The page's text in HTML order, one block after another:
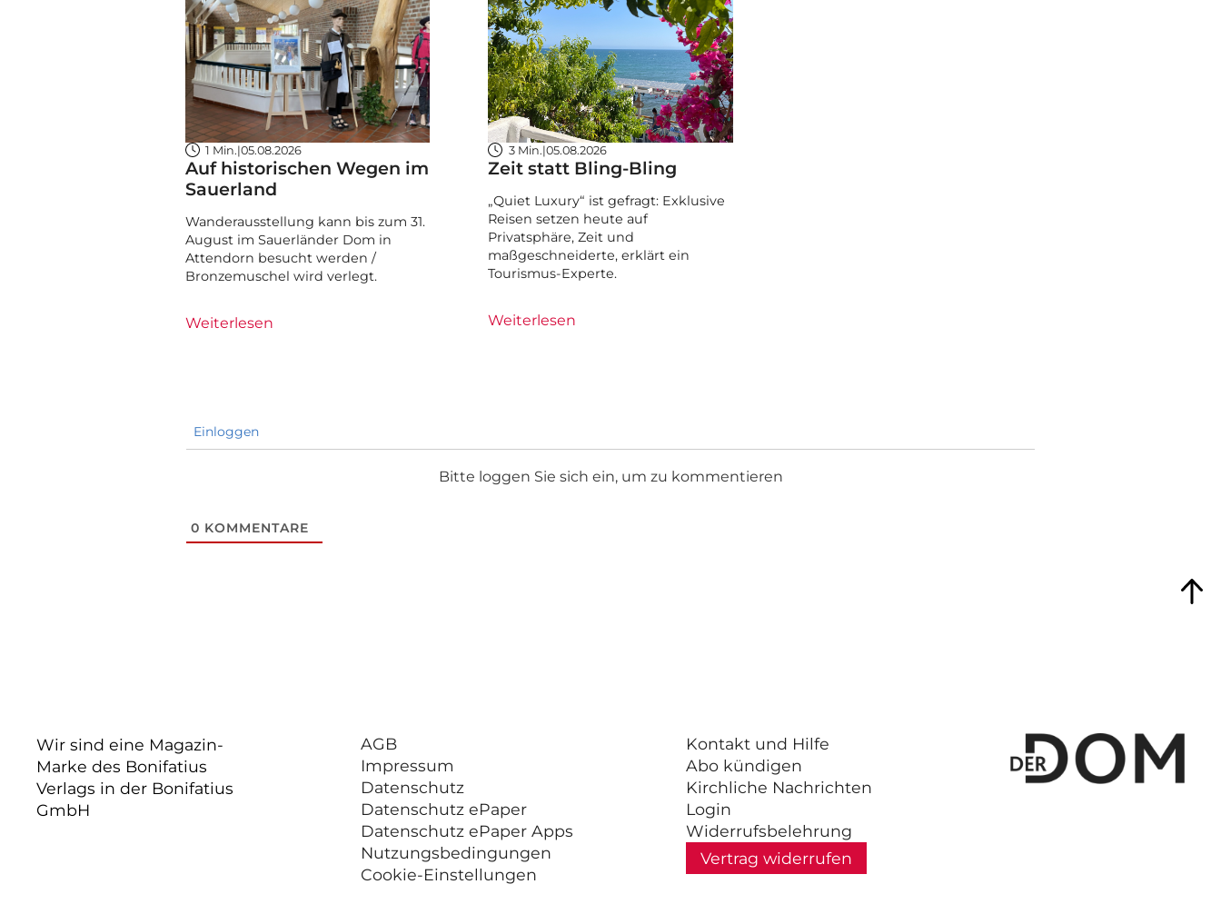
1 Min.|05.08.2026
Auf historischen Wegen im
Sauerland
Wanderausstellung kann bis zum 31.
August im Sauerländer Dom in
Attendorn besucht werden /
Bronzemuschel wird verlegt.
Weiterlesen
3 Min.|05.08.2026
Zeit statt Bling-Bling
„Quiet Luxury“ ist gefragt: Exklusive
Reisen setzen heute auf
Privatsphäre, Zeit und
maßgeschneiderte, erklärt ein
Tourismus-Experte.
Weiterlesen
Einloggen
Bitte loggen Sie sich ein, um zu kommentieren
0 KOMMENTARE
Wir sind eine Magazin-
Marke des Bonifatius
Verlags in der Bonifatius
GmbH
AGB
Impressum
Datenschutz
Datenschutz ePaper
Datenschutz ePaper Apps
Nutzungsbedingungen
Cookie-Einstellungen
Kontakt und Hilfe
Abo kündigen
Kirchliche Nachrichten
Login
Widerrufsbelehrung
Vertrag widerrufen